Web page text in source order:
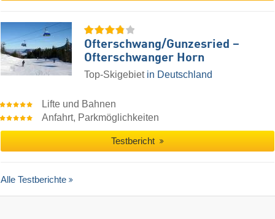
Ofterschwang/​Gunzesried –
Ofterschwanger Horn
Top-Skigebiet in Deutschland
Lifte und Bahnen
Anfahrt, Parkmöglichkeiten
Testbericht
Alle Testberichte